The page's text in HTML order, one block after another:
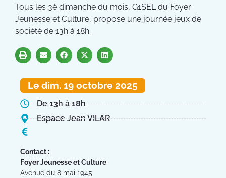
Tous les 3è dimanche du mois, G1SEL du Foyer
Jeunesse et Culture, propose une journée jeux de
société de 13h à 18h.
Le dim. 19 octobre 2025
De 13h à 18h
Espace Jean VILAR
Contact :
Foyer Jeunesse et Culture
Avenue du 8 mai 1945